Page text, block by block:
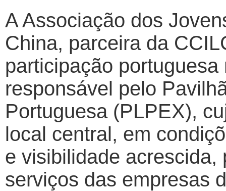
A Associação dos
China, parceira da
participação
responsável pelo
Portuguesa (PLPEX),
local central, em
e visibilidade acrescida,
serviços das empresas